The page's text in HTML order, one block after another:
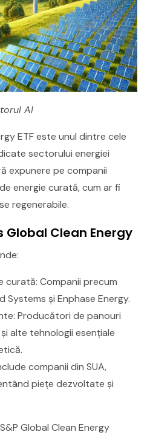
AI
ETF este unul dintre cele
sectorului energiei
expunere pe companii
energie curată, cum ar fi
regenerabile.
Global Clean Energy
curată: Companii precum
Systems și Enphase Energy.
Producători de panouri
alte tehnologii esențiale
companii din SUA,
piețe dezvoltate și
Global Clean Energy